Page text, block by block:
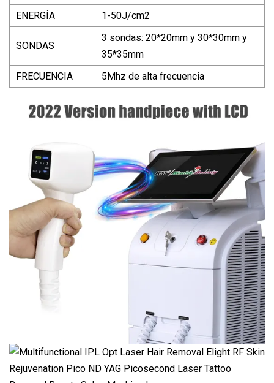
ENERGÍA 1-50J/cm2
SONDAS
3 sondas: 20*20mm y 30*30mm y
35*35mm
FRECUENCIA
5Mhz de alta frecuencia